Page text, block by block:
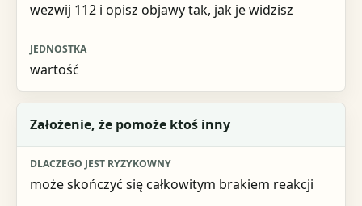
wezwij 112 i opisz objawy tak, jak je widzisz
wartość
Założenie, że pomoże ktoś inny
może skończyć się całkowitym brakiem reakcji